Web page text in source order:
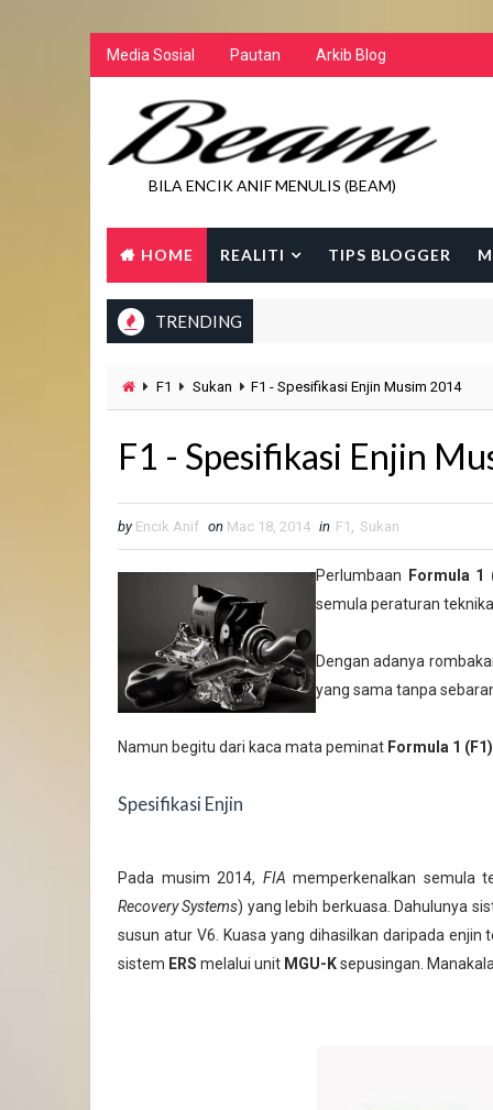
Media Sosial Pautan Arkib Blog
BILA ENCIK ANIF MENULIS (BEAM)
HOME REALITI TIPS BLOGGER
TRENDING
F1 Sukan F1 - Spesifikasi Enjin Musim 2014
F1 - Spesifikasi Enjin
by Encik Anif on Mac 18, 2014 in F1 , Sukan
Perlumbaan
Formula 1
semula peraturan
Dengan adanya
yang sama tanpa
Namun begitu dari kaca mata peminat Formula 1 (F1)
Spesifikasi Enjin
Pada musim 2014, FIA memperkenalkan semula
Recovery Systems) yang lebih berkuasa. Dahulunya
susun atur V6. Kuasa yang dihasilkan daripada
sistem ERS melalui unit MGU-Ksepusingan.